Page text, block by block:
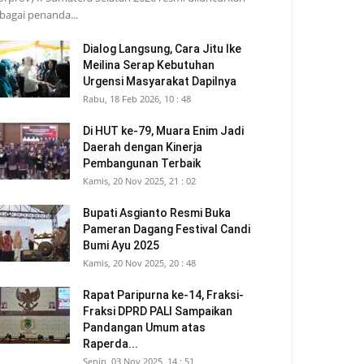
penanda...
Dialog Langsung, Cara Jitu Ike
Meilina Serap Kebutuhan
Urgensi Masyarakat Dapilnya
Rabu, 18 Feb 2026, 10 : 48
Di HUT ke-79, Muara Enim Jadi
Daerah dengan Kinerja
Pembangunan Terbaik
Kamis, 20 Nov 2025, 21 : 02
Bupati Asgianto Resmi Buka
Pameran Dagang Festival Candi
Bumi Ayu 2025
Kamis, 20 Nov 2025, 20 : 48
Rapat Paripurna ke-14, Fraksi-
Fraksi DPRD PALI Sampaikan
Pandangan Umum atas
Raperda...
Senin, 03 Nov 2025, 14 : 51